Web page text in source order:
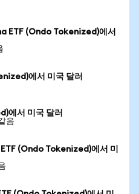
ETF (Ondo Tokenized)에서
에서 미국 달러
에서 미국 달러
음
(Ondo Tokenized)에서 미